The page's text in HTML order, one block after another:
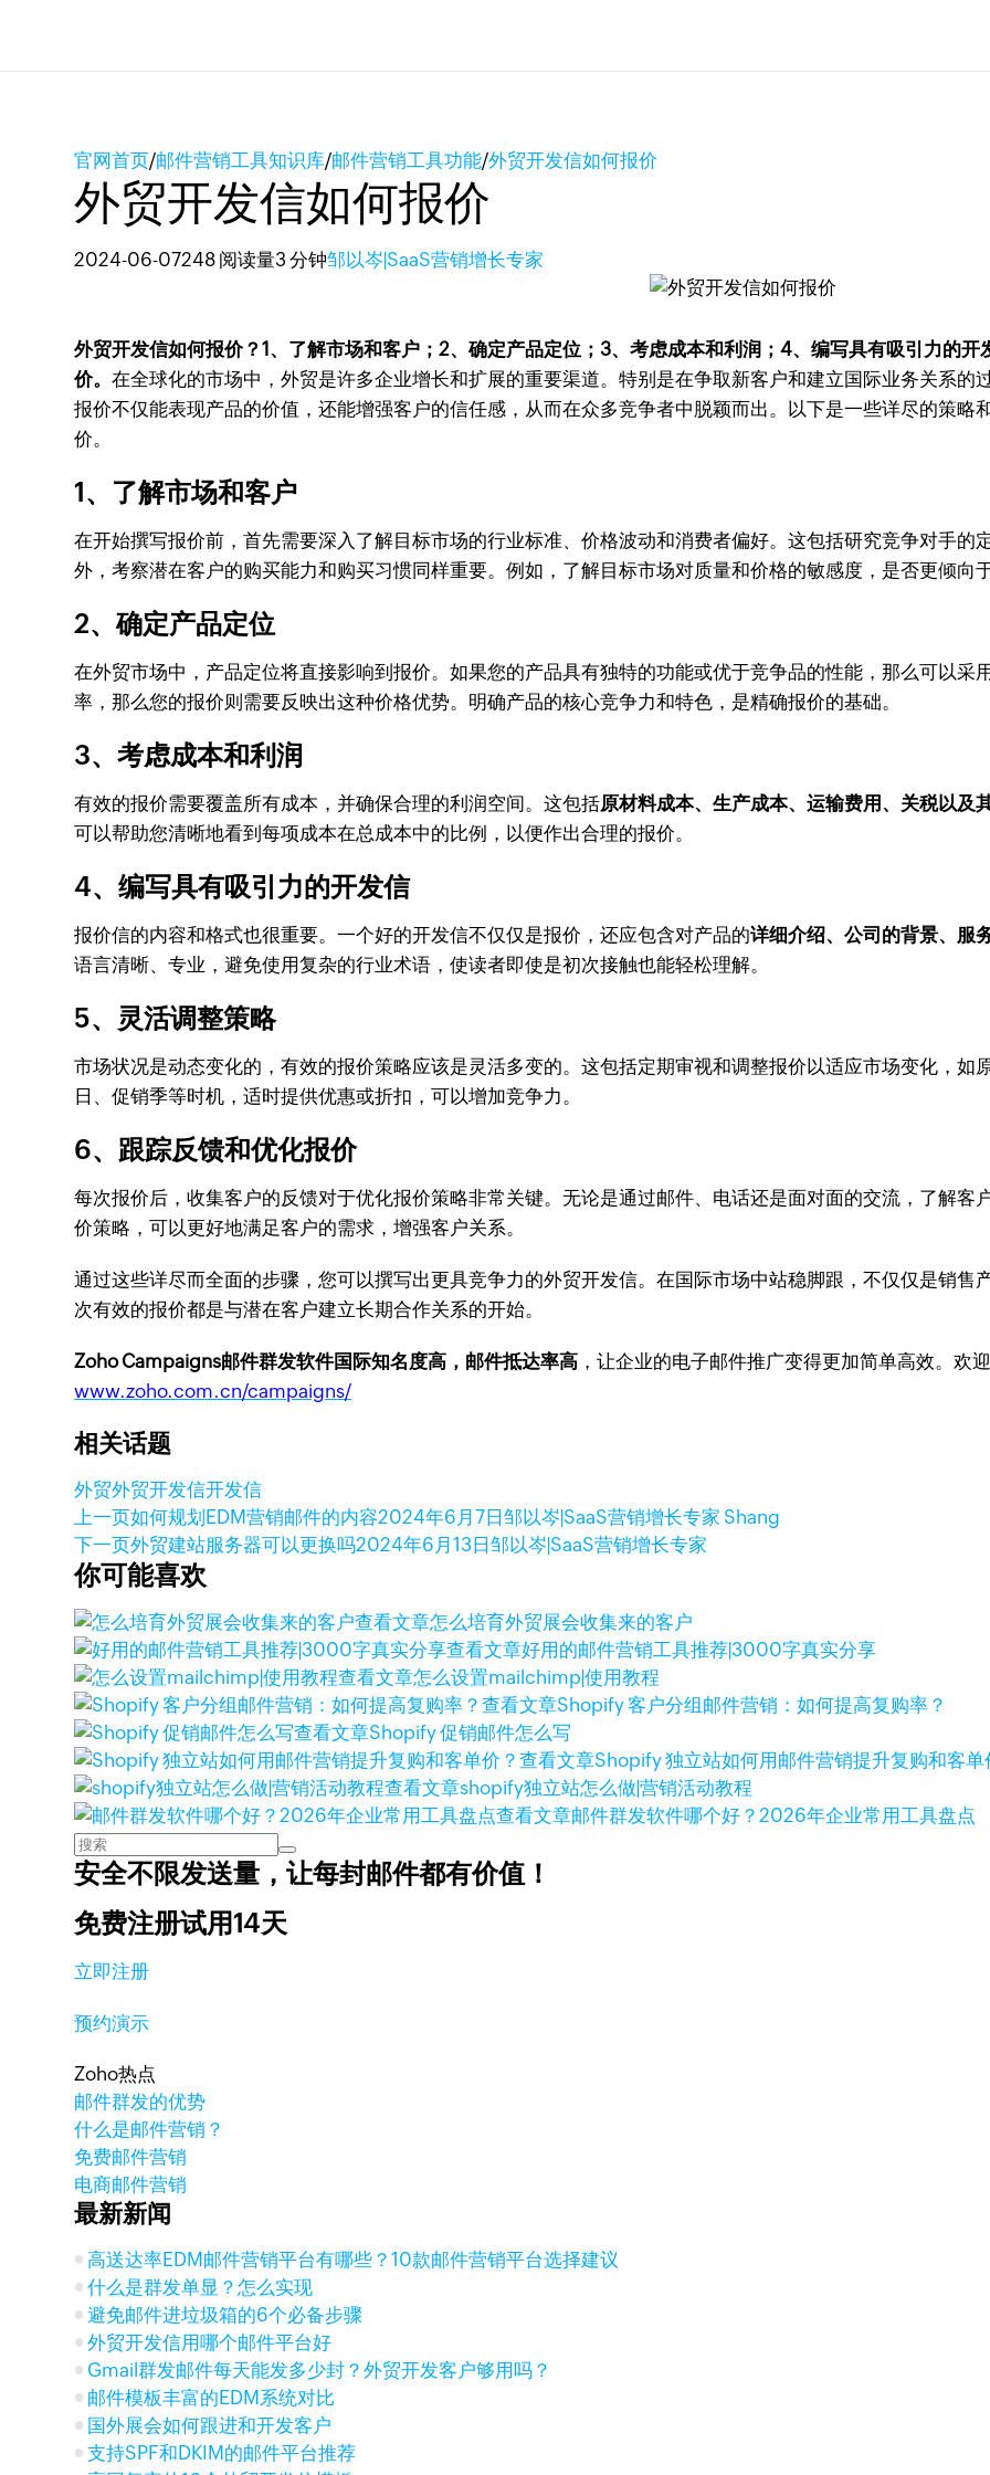
官网首页/邮件营销工具知识库/邮件营销工具功能/外贸开发信如何报价
外贸开发信如何报价
2024-06-07248 阅读量3 分钟邹以岑|SaaS营销增长专家
外贸开发信如何报价？1、了解市场和客户；2、确定产品定位；3、考虑成本和利润；4、编写具有吸引力的
价。在全球化的市场中，外贸是许多企业增长和扩展的重要渠道。特别是在争取新客户和建立国际业务关系的
报价不仅能表现产品的价值，还能增强客户的信任感，从而在众多竞争者中脱颖而出。以下是一些详尽的策略
价。
1、了解市场和客户
在开始撰写报价前，首先需要深入了解目标市场的行业标准、价格波动和消费者偏好。这包括研究竞争对手的
外，考察潜在客户的购买能力和购买习惯同样重要。例如，了解目标市场对质量和价格的敏感度，是否更倾向
2、确定产品定位
在外贸市场中，产品定位将直接影响到报价。如果您的产品具有独特的功能或优于竞争品的性能，那么可以采
率，那么您的报价则需要反映出这种价格优势。明确产品的核心竞争力和特色，是精确报价的基础。
3、考虑成本和利润
有效的报价需要覆盖所有成本，并确保合理的利润空间。这包括原材料成本、生产成本、运输费用、关税以及
可以帮助您清晰地看到每项成本在总成本中的比例，以便作出合理的报价。
4、编写具有吸引力的开发信
报价信的内容和格式也很重要。一个好的开发信不仅仅是报价，还应包含对产品的详细介绍、公司的背景、服
语言清晰、专业，避免使用复杂的行业术语，使读者即使是初次接触也能轻松理解。
5、灵活调整策略
市场状况是动态变化的，有效的报价策略应该是灵活多变的。这包括定期审视和调整报价以适应市场变化，如
日、促销季等时机，适时提供优惠或折扣，可以增加竞争力。
6、跟踪反馈和优化报价
每次报价后，收集客户的反馈对于优化报价策略非常关键。无论是通过邮件、电话还是面对面的交流，了解客
价策略，可以更好地满足客户的需求，增强客户关系。
通过这些详尽而全面的步骤，您可以撰写出更具竞争力的外贸开发信。在国际市场中站稳脚跟，不仅仅是销售
次有效的报价都是与潜在客户建立长期合作关系的开始。
Zoho Campaigns邮件群发软件国际知名度高，邮件抵达率高 ，让企业的电子邮件推广变得更加简单高效。欢
www.zoho.com.cn/campaigns/
相关话题
外贸外贸开发信开发信
上一页如何规划EDM营销邮件的内容2024年6月7日邹以岑|SaaS营销增长专家 Shang
下一页外贸建站服务器可以更换吗2024年6月13日邹以岑|SaaS营销增长专家
你可能喜欢
查看文章怎么培育外贸展会收集来的客户
查看文章好用的邮件营销工具推荐|3000字真实分享
查看文章怎么设置mailchimp|使用教程
查看文章Shopify 客户分组邮件营销：如何提高复购率？
查看文章Shopify 促销邮件怎么写
查看文章Shopify 独立站如何用邮件营销提升复购和客单
查看文章shopify独立站怎么做|营销活动教程
查看文章邮件群发软件哪个好？2026年企业常用工具盘点
安全不限发送量，让每封邮件都有价值！
免费注册试用14天
立即注册
预约演示
Zoho热点
邮件群发的优势
什么是邮件营销？
免费邮件营销
电商邮件营销
最新新闻
高送达率EDM邮件营销平台有哪些？10款邮件营销平台选择建议
什么是群发单显？怎么实现
避免邮件进垃圾箱的6个必备步骤
外贸开发信用哪个邮件平台好
Gmail群发邮件每天能发多少封？外贸开发客户够用吗？
邮件模板丰富的EDM系统对比
国外展会如何跟进和开发客户
支持SPF和DKIM的邮件平台推荐